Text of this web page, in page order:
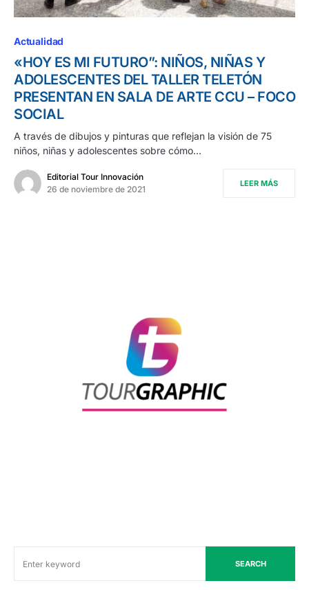
Actualidad
«HOY ES MI FUTURO”: NIÑOS, NIÑAS Y
ADOLESCENTES DEL TALLER TELETÓN
PRESENTAN EN SALA DE ARTE CCU – FOCO
SOCIAL
A través de dibujos y pinturas que reflejan la visión de 75
niños, niñas y adolescentes sobre cómo…
Editorial Tour Innovación
26 de noviembre de 2021
LEER MÁS
SEARCH